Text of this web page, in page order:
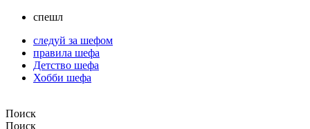
спешл
следуй за шефом
правила шефа
Детство шефа
Хобби шефа
Поиск
Поиск